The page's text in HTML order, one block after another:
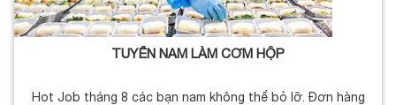
TUYỂN NAM LÀM CƠM HỘP
Hot Job tháng 8 các bạn nam không thể bỏ lỡ. Đơn hàng